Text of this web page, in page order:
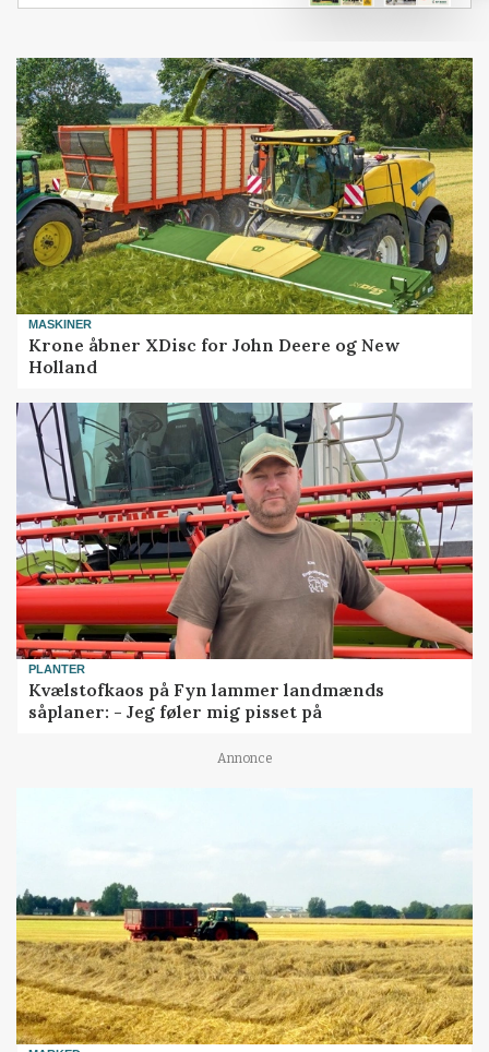
MASKINER
Krone åbner XDisc for John Deere og New
Holland
PLANTER
Kvælstofkaos på Fyn lammer landmænds
såplaner: - Jeg føler mig pisset på
Annonce